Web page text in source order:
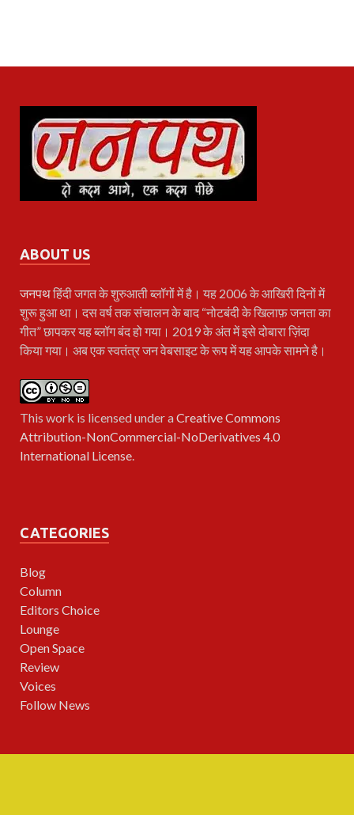
ABOUT US
जनपथहिंदी जगत के शुरुआती ब्लॉगों में है। यह 2006 के आखिरी दिनों में
शुरू हुआ था। दस वर्ष तक संचालन के बाद “नोटबंदी के खिलाफ़ जनता का
गीत” छापकर यह ब्लॉग बंद हो गया। 2019 के अंत में इसे दोबारा ज़िंदा
किया गया। अब एक स्वतंत्र जन वेबसाइट के रूप में यह आपके सामने है।
This work is licensed under aCreative Commons
Attribution-NonCommercial-NoDerivatives 4.0
International License.
CATEGORIES
Blog
Column
Editors Choice
Lounge
Open Space
Review
Voices
Follow News